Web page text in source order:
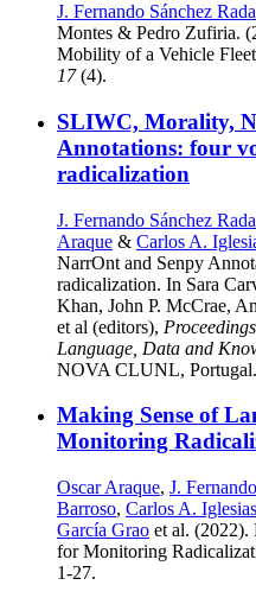
J. Fernando Sánchez Rada
Montes & Pedro Zufiria.
Mobility of a Vehicle
17(4).
SLIWC, Morality,
Annotations: four
radicalization
J. Fernando Sánchez Rada
Araque & Carlos A.
NarrOnt and Senpy
radicalization. In Sara
Khan, John P. McCrae,
et al (editors),
Language, Data and
NOVA CLUNL, Portugal.
Making Sense of
Monitoring
Oscar Araque, J.
Barroso, Carlos A. Iglesias
García Grao et al. (2022).
for Monitoring
1-27.